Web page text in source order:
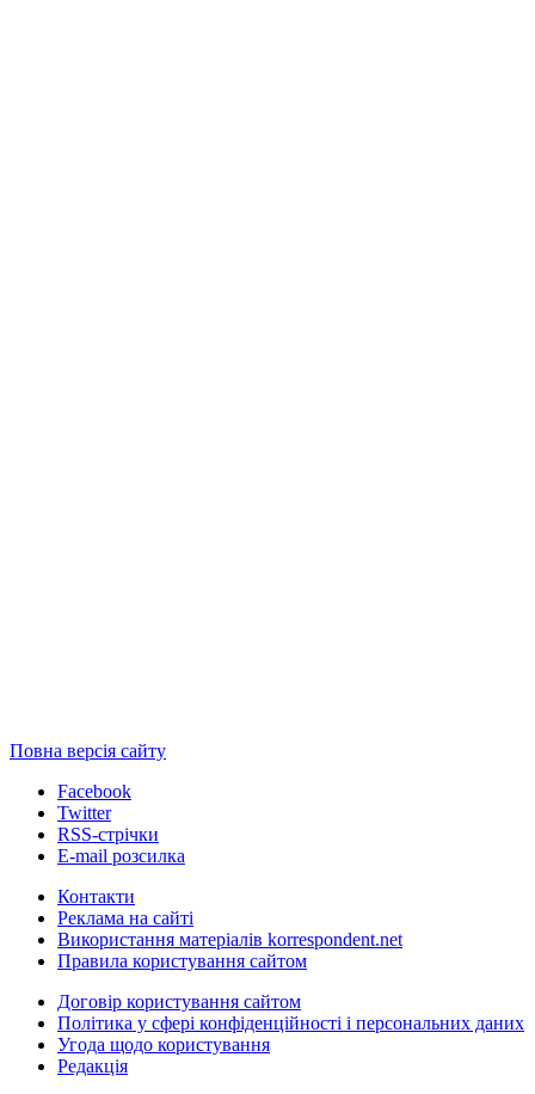
Повна версія сайту
Facebook
Twitter
RSS-стрічки
E-mail розсилка
Контакти
Реклама на сайті
Використання матеріалів korrespondent.net
Правила користування сайтом
Договір користування сайтом
Політика у сфері конфіденційності і персональних даних
Угода щодо користування
Редакція